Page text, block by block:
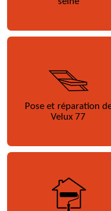
Pose et réparation
Velux 77